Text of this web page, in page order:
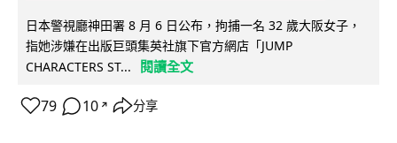
日本警視廳神田署 8 月 6 日公布，拘捕一名 32 歲大阪女子，
指她涉嫌在出版巨頭集英社旗下官方網店「JUMP
CHARACTERS ST...
閱讀全文
79 10 ↗ 分享